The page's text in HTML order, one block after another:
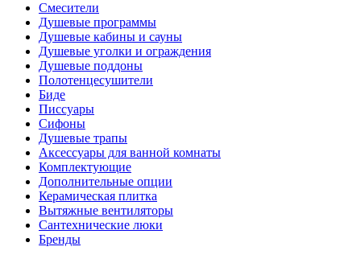
Смесители
Душевые программы
Душевые кабины и сауны
Душевые уголки и ограждения
Душевые поддоны
Полотенцесушители
Биде
Писсуары
Сифоны
Душевые трапы
Аксессуары для ванной комнаты
Комплектующие
Дополнительные опции
Керамическая плитка
Вытяжные вентиляторы
Сантехнические люки
Бренды